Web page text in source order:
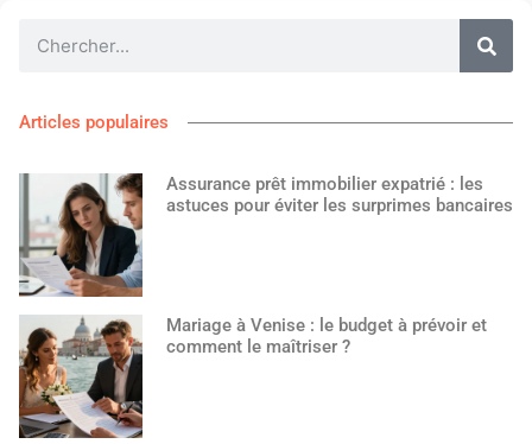
Articles populaires
Assurance prêt immobilier expatrié : les
astuces pour éviter les surprimes bancaires
Mariage à Venise : le budget à prévoir et
comment le maîtriser ?